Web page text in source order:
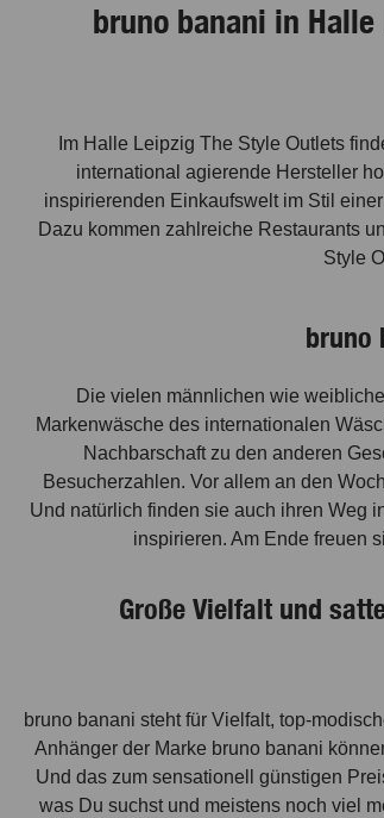
bruno banani in
Im Halle Leipzig The Style Outlets
international agierende Hersteller
inspirierenden Einkaufswelt im Stil
Dazu kommen zahlreiche Restaurants
Style
bruno
Die vielen männlichen wie
Markenwäsche des internationalen
Nachbarschaft zu den anderen
Besucherzahlen. Vor allem an den
Und natürlich finden sie auch ihren Weg
inspirieren. Am Ende freuen
Große Vielfalt und
bruno banani steht für Vielfalt, top-
Anhänger der Marke bruno banani
Und das zum sensationell günstigen
was Du suchst und meistens noch viel